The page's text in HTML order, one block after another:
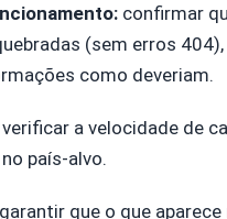
confirmar
(sem erros
como deveriam.
verificar a velocidade de
país-alvo.
garantir que o que